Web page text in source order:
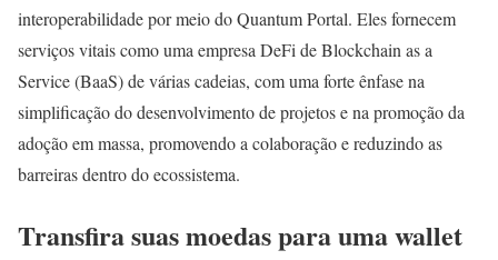
interoperabilidade por meio do Quantum Portal. Eles fornecem
serviços vitais como uma empresa DeFi de Blockchain as a
Service (BaaS) de várias cadeias, com uma forte ênfase na
simplificação do desenvolvimento de projetos e na promoção da
adoção em massa, promovendo a colaboração e reduzindo as
barreiras dentro do ecossistema.
Transfira suas moedas para uma wallet